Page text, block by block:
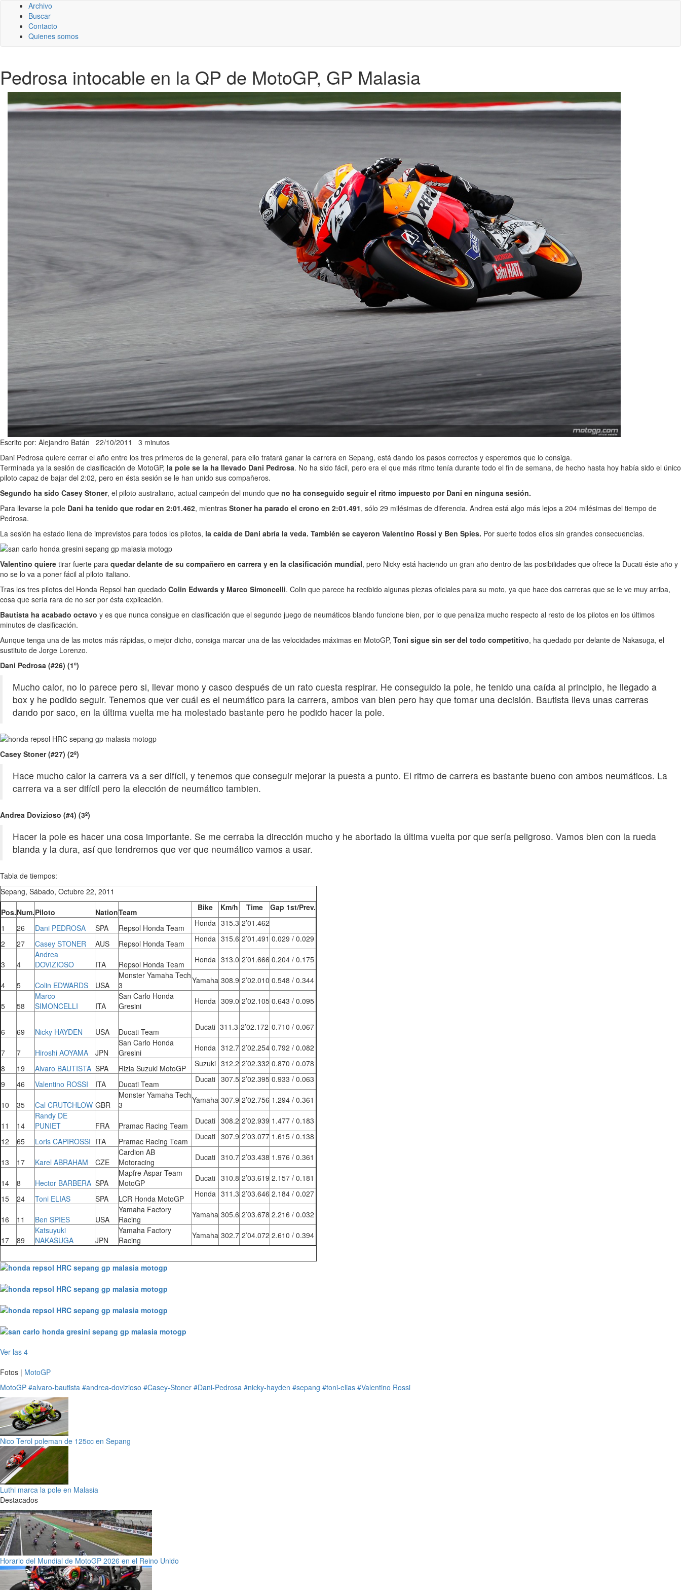
Archivo
Buscar
Contacto
Quienes somos
Pedrosa intocable en la QP de MotoGP, GP Malasia
Escrito por: Alejandro Batán 22/10/2011 3 minutos
Dani Pedrosa quiere cerrar el año entre los tres primeros de la general, para ello tratará ganar la carrera en Sepang, está dando los pasos correctos y esperemos que lo consiga.
Terminada ya la sesión de clasificación de MotoGP, la pole se la ha llevado Dani Pedrosa. No ha sido fácil, pero era el que más ritmo tenía durante todo el fin de semana, de hecho hasta hoy había sido el único
piloto capaz de bajar del 2:02, pero en ésta sesión se le han unido sus compañeros.
Segundo ha sido Casey Stoner, el piloto australiano, actual campeón del mundo que no ha conseguido seguir el ritmo impuesto por Dani en ninguna sesión.
Para llevarse la pole Dani ha tenido que rodar en 2:01.462, mientras Stoner ha parado el crono en 2:01.491, sólo 29 milésimas de diferencia. Andrea está algo más lejos a 204 milésimas del tiempo de
Pedrosa.
La sesión ha estado llena de imprevistos para todos los pilotos, la caída de Dani abría la veda. También se cayeron Valentino Rossi y Ben Spies. Por suerte todos ellos sin grandes consecuencias.
Valentino quiere tirar fuerte para quedar delante de su compañero en carrera y en la clasificación mundial, pero Nicky está haciendo un gran año dentro de las posibilidades que ofrece la Ducati éste año y
no se lo va a poner fácil al piloto italiano.
Tras los tres pilotos del Honda Repsol han quedado Colin Edwards y Marco Simoncelli. Colin que parece ha recibido algunas piezas oficiales para su moto, ya que hace dos carreras que se le ve muy arriba,
cosa que sería rara de no ser por ésta explicación.
Bautista ha acabado octavo y es que nunca consigue en clasificación que el segundo juego de neumáticos blando funcione bien, por lo que penaliza mucho respecto al resto de los pilotos en los últimos
minutos de clasificación.
Aunque tenga una de las motos más rápidas, o mejor dicho, consiga marcar una de las velocidades máximas en MotoGP, Toni sigue sin ser del todo competitivo, ha quedado por delante de Nakasuga, el
sustituto de Jorge Lorenzo.
Dani Pedrosa (#26) (1º)
Mucho calor, no lo parece pero si, llevar mono y casco después de un rato cuesta respirar. He conseguido la pole, he tenido una caída al principio, he llegado a
box y he podido seguir. Tenemos que ver cuál es el neumático para la carrera, ambos van bien pero hay que tomar una decisión. Bautista lleva unas carreras
dando por saco, en la última vuelta me ha molestado bastante pero he podido hacer la pole.
Casey Stoner (#27) (2º)
Hace mucho calor la carrera va a ser difícil, y tenemos que conseguir mejorar la puesta a punto. El ritmo de carrera es bastante bueno con ambos neumáticos. La
carrera va a ser difícil pero la elección de neumático tambien.
Andrea Dovizioso (#4) (3º)
Hacer la pole es hacer una cosa importante. Se me cerraba la dirección mucho y he abortado la última vuelta por que sería peligroso. Vamos bien con la rueda
blanda y la dura, así que tendremos que ver que neumático vamos a usar.
Tabla de tiempos:
Sepang, Sábado, Octubre 22, 2011
Pos.Num.Piloto NationTeam Bike Km/h Time Gap 1st/Prev.
1 26 Dani PEDROSA SPA Repsol Honda Team Honda 315.3 2’01.462
2 27 Casey STONER AUS Repsol Honda Team Honda 315.6 2’01.491 0.029 / 0.029
3 4
Andrea
DOVIZIOSO
ITA Repsol Honda Team Honda 313.0 2’01.666 0.204 / 0.175
4 5 Colin EDWARDS USA
Monster Yamaha Tech
3
Yamaha 308.9 2’02.010 0.548 / 0.344
5 58
Marco
SIMONCELLI
ITA
San Carlo Honda
Gresini
Honda 309.0 2’02.105 0.643 / 0.095
6 69 Nicky HAYDEN USA Ducati Team Ducati 311.3 2’02.172 0.710 / 0.067
7 7 Hiroshi AOYAMA JPN
San Carlo Honda
Gresini
Honda 312.7 2’02.254 0.792 / 0.082
8 19 Alvaro BAUTISTA SPA Rizla Suzuki MotoGP Suzuki 312.2 2’02.332 0.870 / 0.078
9 46 Valentino ROSSI ITA Ducati Team Ducati 307.5 2’02.395 0.933 / 0.063
10 35 Cal CRUTCHLOW GBR
Monster Yamaha Tech
3
Yamaha 307.9 2’02.756 1.294 / 0.361
11 14
Randy DE
PUNIET
FRA Pramac Racing Team Ducati 308.2 2’02.939 1.477 / 0.183
12 65 Loris CAPIROSSI ITA Pramac Racing Team Ducati 307.9 2’03.077 1.615 / 0.138
13 17 Karel ABRAHAM CZE
Cardion AB
Motoracing
Ducati 310.7 2’03.438 1.976 / 0.361
14 8 Hector BARBERA SPA
Mapfre Aspar Team
MotoGP
Ducati 310.8 2’03.619 2.157 / 0.181
15 24 Toni ELIAS SPA LCR Honda MotoGP Honda 311.3 2’03.646 2.184 / 0.027
16 11 Ben SPIES USA
Yamaha Factory
Racing
Yamaha 305.6 2’03.678 2.216 / 0.032
17 89
Katsuyuki
NAKASUGA
JPN
Yamaha Factory
Racing
Yamaha 302.7 2’04.072 2.610 / 0.394
Ver las 4
Fotos | MotoGP
MotoGP #alvaro-bautista #andrea-dovizioso #Casey-Stoner #Dani-Pedrosa #nicky-hayden #sepang #toni-elias #Valentino Rossi
Nico Terol poleman de 125cc en Sepang
Luthi marca la pole en Malasia
Destacados
Horario del Mundial de MotoGP 2026 en el Reino Unido